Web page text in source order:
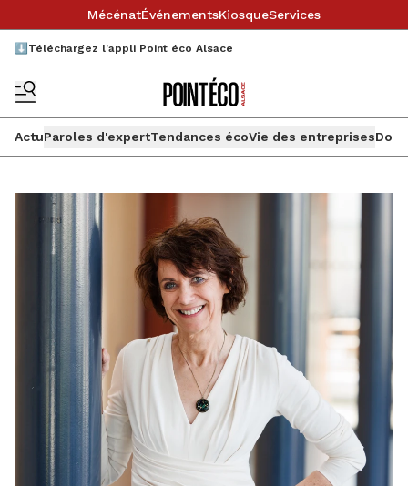
MécénatÉvénementsKiosqueServices
⬇️Téléchargez l'appli Point éco Alsace
ActuParoles d'expertTendances écoVie des entreprises